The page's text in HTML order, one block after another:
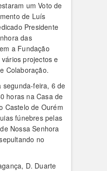
um Voto de
de Luís
Presidente
das
a Fundação
projectos e
Colaboração.
segunda-feira, 6 de
horas na Casa de
Castelo de Ourém
fúnebres pelas
Nossa Senhora
no
D. Duarte